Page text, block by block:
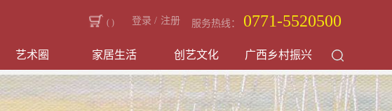
服务热线： 0771-5520500
登录 / 注册
( )
艺术圈 家居生活 创艺文化 广西乡村振兴